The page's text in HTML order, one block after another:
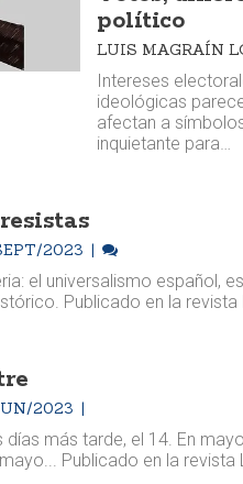
político
LUIS MAGRAÍN
Intereses
ideológicas
afectan a
inquietante para…
2023
el universalismo español,
Publicado en la revista
2023
días más tarde, el 14. En
Publicado en la revista